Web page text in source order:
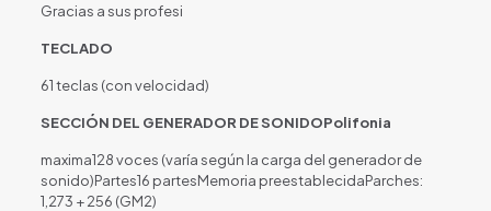
Gracias a sus profesi
TECLADO
61 teclas (con velocidad)
SECCIÓN DEL GENERADOR DE SONIDOPolifonia
maxima128 voces (varía según la carga del generador de
sonido)Partes16 partesMemoria preestablecidaParches:
1,273 + 256 (GM2)